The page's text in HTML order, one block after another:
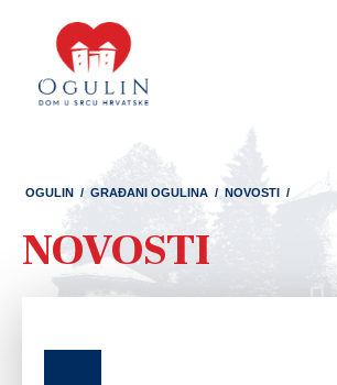
OGULIN / GRAĐANI OGULINA / NOVOSTI /
NOVOSTI